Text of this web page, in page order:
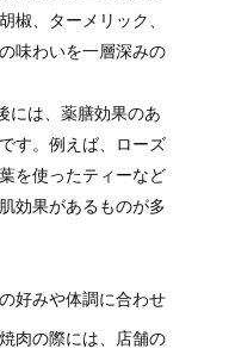
椒、ターメリック、
味わいを一層深みの
には、薬膳効果のあ
す。例えば、ローズ
を使ったティーなど
効果があるものが多
好みや体調に合わせ
肉の際には、店舗の